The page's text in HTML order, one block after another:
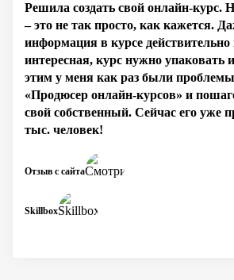
Решила создать свой онлайн-курс.
– это не так просто, как кажется.
информация в курсе действительно
интересная, курс нужно упаковать
этим у меня как раз были
«Продюсер онлайн-курсов» и
свой собственный. Сейчас его уже
тыс. человек!
Skillbox
Отзыв с сайта